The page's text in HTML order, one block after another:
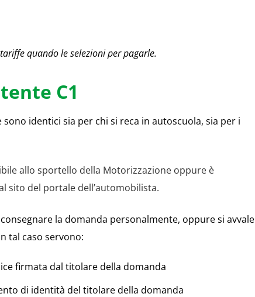
quando le selezioni per pagarle.
C1
sono identici sia per chi si reca in autoscuola, sia per i
allo sportello della Motorizzazione oppure è
sito del portale dell’automobilista.
la domanda personalmente, oppure si avvale
tal caso servono:
firmata dal titolare della domanda
di identità del titolare della domanda